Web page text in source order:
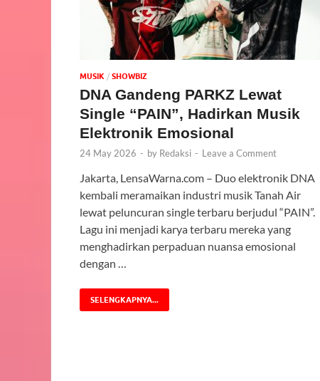
MUSIK / ‎SHOWBIZ
DNA Gandeng PARKZ Lewat
Single “PAIN”, Hadirkan Musik
Elektronik Emosional
24 May 2026 - by Redaksi - Leave a Comment
Jakarta, LensaWarna.com – Duo elektronik DNA
kembali meramaikan industri musik Tanah Air
lewat peluncuran single terbaru berjudul “PAIN”.
Lagu ini menjadi karya terbaru mereka yang
menghadirkan perpaduan nuansa emosional
dengan …
SELENGKAPNYA...